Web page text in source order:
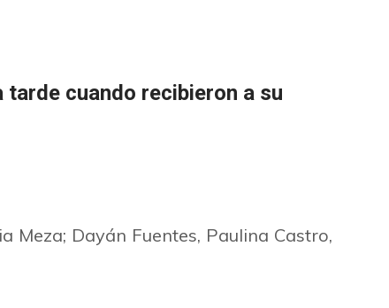
cuando recibieron a su
Meza; Dayán Fuentes, Paulina Castro,